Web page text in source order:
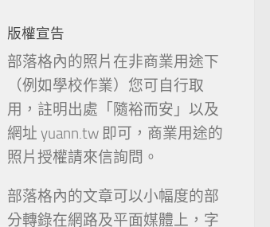
版權宣告
部落格內的照片在非商業用途下
（例如學校作業）您可自行取
用，註明出處「隨裕而安」以及
網址 yuann.tw 即可，商業用途的
照片授權請來信詢問。
部落格內的文章可以小幅度的部
分轉錄在網路及平面媒體上，字